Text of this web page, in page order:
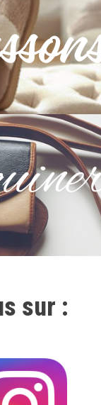
sur :